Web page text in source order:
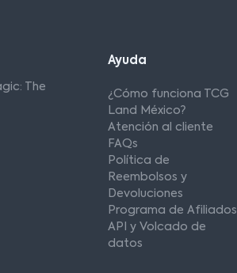
The
Ayuda
¿Cómo funciona TCG
Land México?
Atención al cliente
FAQs
Política de
Reembolsos y
Devoluciones
Programa de Afiliados
API y Volcado de
datos